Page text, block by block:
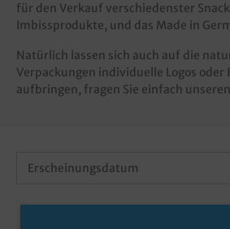
für den Verkauf verschiedenster
Imbissprodukte, und das Made in
Natürlich lassen sich auch auf die
Verpackungen individuelle Logos oder
aufbringen, fragen Sie einfach